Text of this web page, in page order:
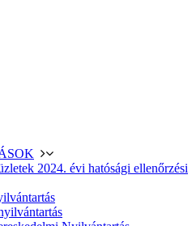
2024. évi hatósági ellenőrzési